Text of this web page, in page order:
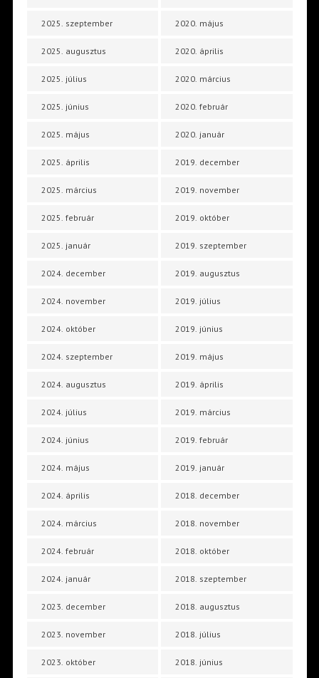
2025. szeptember
2025. augusztus
2025. július
2025. június
2025. május
2025. április
2025. március
2025. február
2025. január
2024. december
2024. november
2024. október
2024. szeptember
2024. augusztus
2024. július
2024. június
2024. május
2024. április
2024. március
2024. február
2024. január
2023. december
2023. november
2023. október
2020. május
2020. április
2020. március
2020. február
2020. január
2019. december
2019. november
2019. október
2019. szeptember
2019. augusztus
2019. július
2019. június
2019. május
2019. április
2019. március
2019. február
2019. január
2018. december
2018. november
2018. október
2018. szeptember
2018. augusztus
2018. július
2018. június